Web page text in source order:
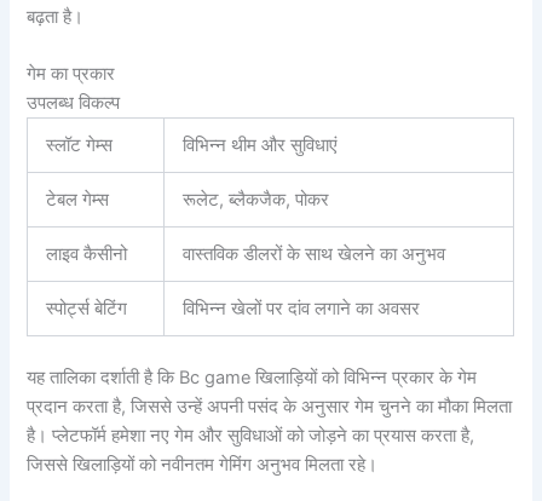
बढ़ता है।
गेम का प्रकार
उपलब्ध विकल्प
स्लॉट गेम्स
विभिन्न थीम और सुविधाएं
टेबल गेम्स रूलेट, ब्लैकजैक, पोकर
लाइव कैसीनो वास्तविक डीलरों के साथ खेलने का अनुभव
स्पोर्ट्स बेटिंग विभिन्न खेलों पर दांव लगाने का अवसर
यह तालिका दर्शाती है कि Bc game खिलाड़ियों को विभिन्न प्रकार के गेम
प्रदान करता है, जिससे उन्हें अपनी पसंद के अनुसार गेम चुनने का मौका मिलता
है। प्लेटफॉर्म हमेशा नए गेम और सुविधाओं को जोड़ने का प्रयास करता है,
जिससे खिलाड़ियों को नवीनतम गेमिंग अनुभव मिलता रहे।